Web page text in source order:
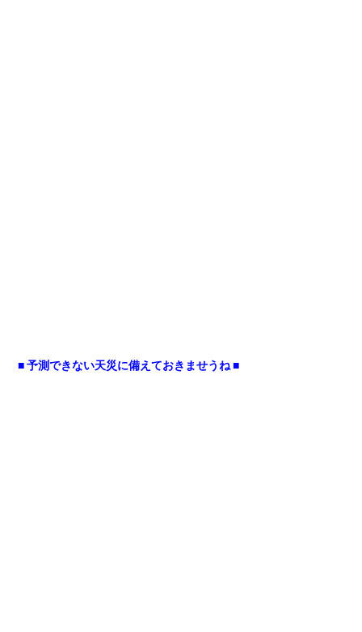
■ 予測できない天災に備えておきませうね ■